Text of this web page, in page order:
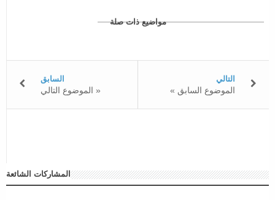
مواضيع ذات صلة
التالي
« الموضوع السابق
السابق
الموضوع التالي »
المشاركات الشائعة